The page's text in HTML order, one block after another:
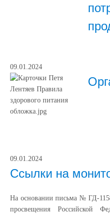
09.01.2024
09.01.2024
Ссылки на
На основании письма № ГД-
просвещения Российской